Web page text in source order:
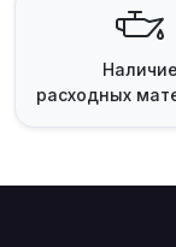
Наличие
расходных